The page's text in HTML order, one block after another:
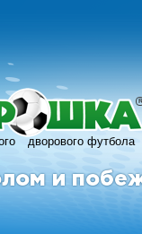
дворового футбола
R
и